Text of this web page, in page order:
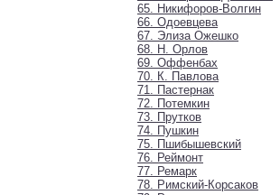
65. Никифоров-Волгин
66. Одоевцева
67. Элиза Ожешко
68. Н. Орлов
69. Оффенбах
70. К. Павлова
71. Пастернак
72. Потемкин
73. Прутков
74. Пушкин
75. Пшибышевский
76. Реймонт
77. Ремарк
78. Римский-Корсаков